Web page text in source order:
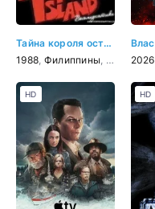
Тайна короля острова Маис
1988 Филиппины боевик2026
HD HD